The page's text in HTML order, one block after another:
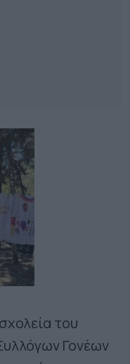
του
Γονέων